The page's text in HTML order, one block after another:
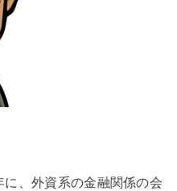
、外資系の金融関係の会